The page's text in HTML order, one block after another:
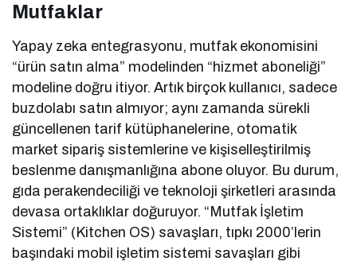
Mutfaklar
Yapay zeka entegrasyonu, mutfak ekonomisini
“ürün satın alma” modelinden “hizmet aboneliği”
modeline doğru itiyor. Artık birçok kullanıcı, sadece
buzdolabı satın almıyor; aynı zamanda sürekli
güncellenen tarif kütüphanelerine, otomatik
market sipariş sistemlerine ve kişiselleştirilmiş
beslenme danışmanlığına abone oluyor. Bu durum,
gıda perakendeciliği ve teknoloji şirketleri arasında
devasa ortaklıklar doğuruyor. “Mutfak İşletim
Sistemi” (Kitchen OS) savaşları, tıpkı 2000’lerin
başındaki mobil işletim sistemi savaşları gibi